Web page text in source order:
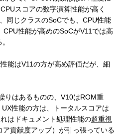
スコアの数字演算性能が高く
同じクラスのSoCでも、CPU性能
CPU性能が高めのSoCがV11では高
能はV11の方が高め評価だが、細
りはあるものの、V10はROM重
性能の方は、トータルスコアは
はドキュメント処理性能の超重視
ア貢献度アップ）が引っ張っている